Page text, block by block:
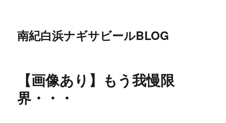
南紀白浜ナギサビールBLOG
【画像あり】もう我慢限
界・・・